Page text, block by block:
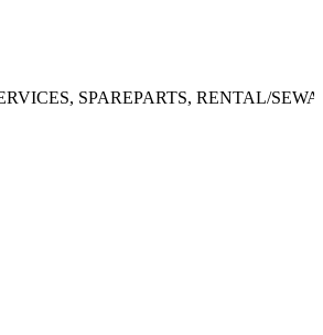
SPAREPARTS, RENTAL/SEWA.